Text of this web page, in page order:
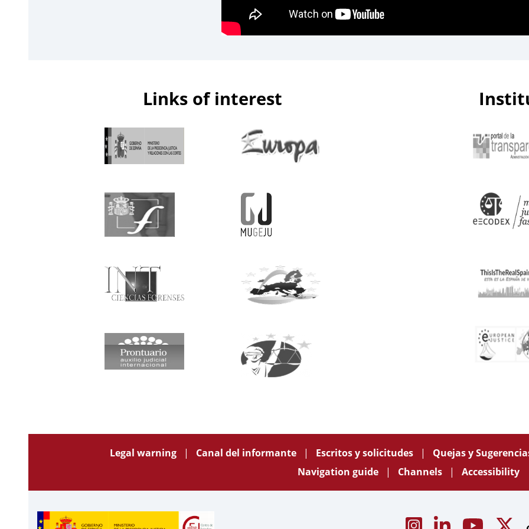
Links of interest
Legal warning Canal del informante Escritos y solicitudes Quejas y
Navigation guide
Channels Accessibility